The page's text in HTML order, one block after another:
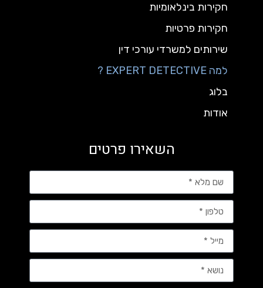
חקירות בינלאומיות
חקירות פרטיות
שירותים למשרדי עורכי דין
למה EXPERT DETECTIVE ?
בלוג
אודות
השאירו פרטים